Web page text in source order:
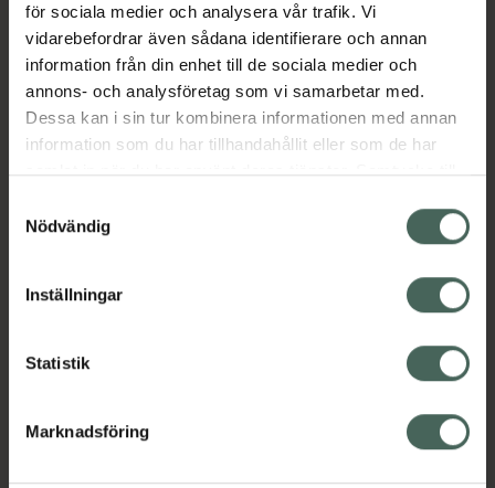
för sociala medier och analysera vår trafik. Vi
vidarebefordrar även sådana identifierare och annan
information från din enhet till de sociala medier och
annons- och analysföretag som vi samarbetar med.
Dessa kan i sin tur kombinera informationen med annan
information som du har tillhandahållit eller som de har
samlat in när du har använt deras tjänster. Samtycke till
återkalla ditt samtycke via webbplatsens
cookieinställningar. Ett återkallat samtycke påverkar inte
lagligheten av behandling som skett innan återkallelsen.
Nödvändig
Inställningar
Statistik
Marknadsföring
Aktuella erbjudanden
Beskrivning Dölj
EAN:07350124337012
Kronans Apotek finns här för dig. Du hittar oss från Skåne i
datorn. Oavsett vem du är så är det vårt uppdrag att
med oss.
Kundservice